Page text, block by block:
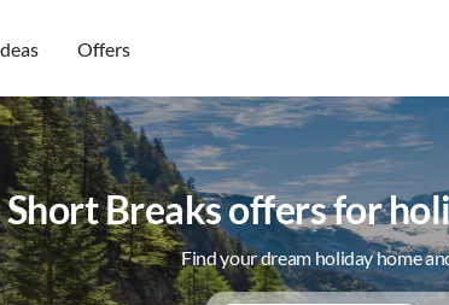
Offers
Short Breaks offers for
Find your dream holiday home